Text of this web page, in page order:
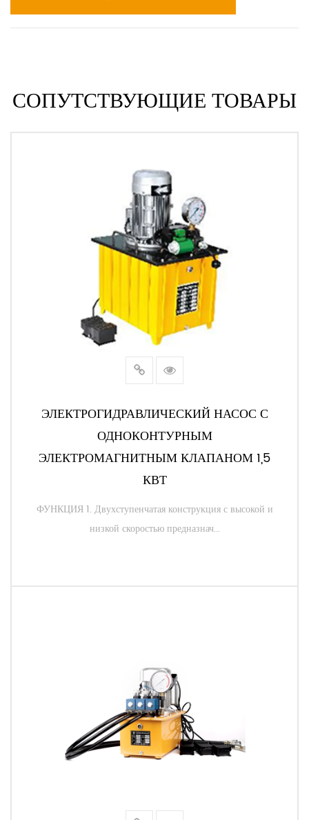
СОПУТСТВУЮЩИЕ ТОВАРЫ
ЭЛЕКТРОГИДРАВЛИЧЕСКИЙ НАСОС С
ОДНОКОНТУРНЫМ
ЭЛЕКТРОМАГНИТНЫМ КЛАПАНОМ 1,5
КВТ
ФУНКЦИЯ 1. Двухступенчатая конструкция с высокой и
низкой скоростью предназнач...